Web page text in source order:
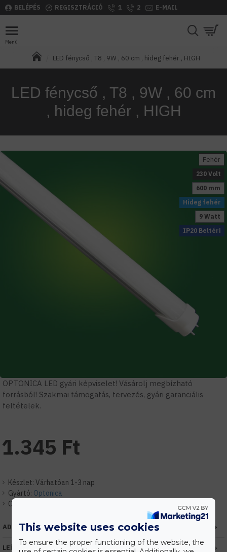
BELÉPÉS REGISZTRÁCIÓ 1 2 E-MAIL
LED fénycső , T8 , 9W , 60 cm , hideg fehér , HIGH
LED fénycső , T8 , 9W , 60 cm
, hideg fehér , HIGH
Hideg fehér
IP20 Beltéri
9 Watt
Fehér
230 Volt
600 mm
OPTONICA LED gyári képviselet! Vásárolj megbízható
forrásból! Szakmai támogatás, tervezés, gyári garanciális
feltételek.
Készlet: Várhatóan 1-3 nap
Gyártó: Optonica
Cikkszám:
1.345 Ft
ADATOK
LEÍRÁS
This website uses cookies
To ensure the proper functioning of the website, the